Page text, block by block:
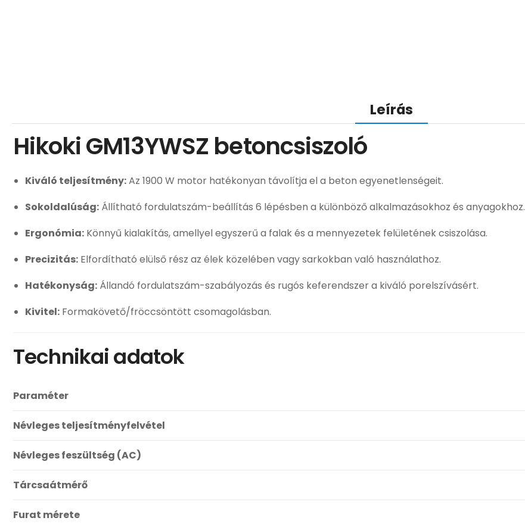
Leírás
Hikoki GM13YWSZ betoncsiszoló
Kiváló teljesítmény:Az 1900 W motor hatékonyan távolítja el a beton egyenetlenségeit.
Sokoldalúság: Állítható fordulatszám-beállítás 6 lépésben a különböző alkalmazásokhoz és anyagokhoz.
Ergonómia: Könnyű kialakítás, amellyel egyszerű a falak és a mennyezetek felületének csiszolása.
Precizitás: Elfordítható elülső rész az élek közelében vagy sarkokban való használathoz.
Hatékonyság: Állandó fordulatszám-szabályozás és rugós keferendszer a kiváló porelszívásért.
Kivitel: Formakövető/fröccsöntött csomagolásban.
Technikai adatok
Paraméter
Névleges teljesítményfelvétel
Névleges feszültség (AC)
Tárcsaátmérő
Furat mérete